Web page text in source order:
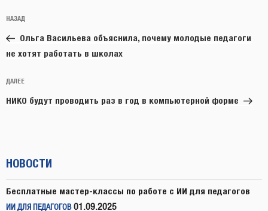
по
записям
Предыдущая
запись:
НАЗАД
Ольга Васильева объяснила, почему молодые педагоги
не хотят работать в школах
Следующая
запись
ДАЛЕЕ
НИКО будут проводить раз в год в компьютерной форме
НОВОСТИ
Бесплатные мастер-классы по работе с ИИ для педагогов
ИИ ДЛЯ ПЕДАГОГОВ 01.09.2025